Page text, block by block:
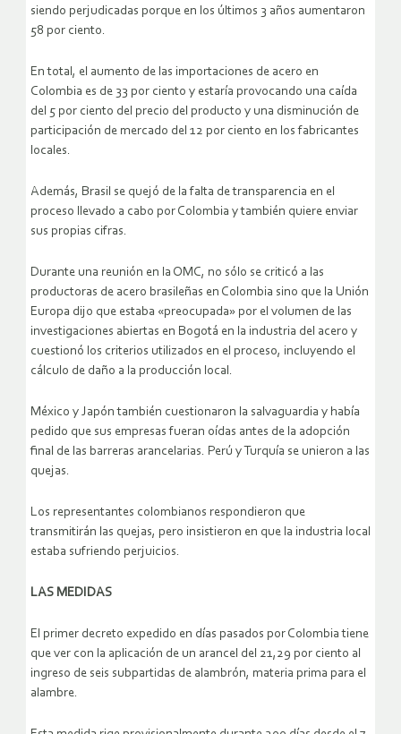
siendo perjudicadas porque en los últimos 3 años aumentaron
58 por ciento.
En total, el aumento de las importaciones de acero en
Colombia es de 33 por ciento y estaría provocando una caída
del 5 por ciento del precio del producto y una disminución de
participación de mercado del 12 por ciento en los fabricantes
locales.
Además, Brasil se quejó de la falta de transparencia en el
proceso llevado a cabo por Colombia y también quiere enviar
sus propias cifras.
Durante una reunión en la OMC, no sólo se criticó a las
productoras de acero brasileñas en Colombia sino que la Unión
Europa dijo que estaba «preocupada» por el volumen de las
investigaciones abiertas en Bogotá en la industria del acero y
cuestionó los criterios utilizados en el proceso, incluyendo el
cálculo de daño a la producción local.
México y Japón también cuestionaron la salvaguardia y había
pedido que sus empresas fueran oídas antes de la adopción
final de las barreras arancelarias. Perú y Turquía se unieron a las
quejas.
Los representantes colombianos respondieron que
transmitirán las quejas, pero insistieron en que la industria local
estaba sufriendo perjuicios.
LAS MEDIDAS
El primer decreto expedido en días pasados por Colombia tiene
que ver con la aplicación de un arancel del 21,29 por ciento al
ingreso de seis subpartidas de alambrón, materia prima para el
alambre.